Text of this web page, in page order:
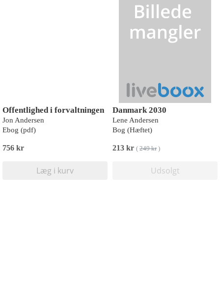
Offentlighed i forvaltningen
Jon Andersen
Ebog (pdf)
756 kr
Læg i kurv
Danmark 2030
Lene Andersen
Bog (Hæftet)
213 kr ( 249 kr)
Udsolgt